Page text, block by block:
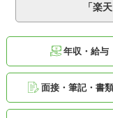
「楽
年収・給与
面接・筆記・書